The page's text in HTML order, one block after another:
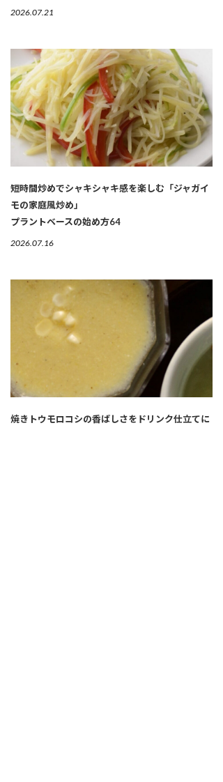
2026.07.21
短時間炒めでシャキシャキ感を楽しむ「ジャガイ
モの家庭風炒め」
プラントベースの始め方64
2026.07.16
焼きトウモロコシの香ばしさをドリンク仕立てに